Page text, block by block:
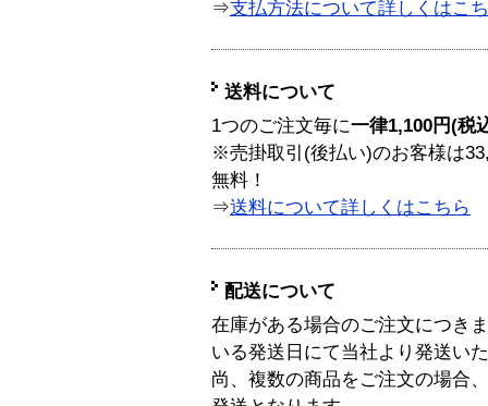
⇒支払方法について詳しくはこ
送料について
1つのご注文毎に一律1,100円(税
※売掛取引(後払い)のお客様は
無料！
⇒送料について詳しくはこちら
配送について
在庫がある場合のご注文につき
いる発送日にて当社より発送い
尚、複数の商品をご注文の場合